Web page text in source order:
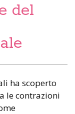
del
ha scoperto
le contrazioni